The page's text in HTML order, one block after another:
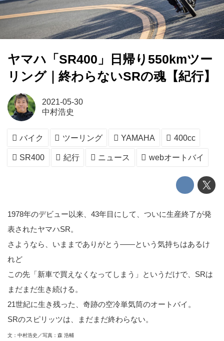
ヤマハ「SR400」日帰り550kmツー
リング｜終わらないSRの魂【紀行】
2021-05-30
中村浩史
バイク ツーリング YAMAHA 400cc
SR400 紀行 ニュース webオートバイ
1978年のデビュー以来、43年目にして、ついに生産終了が発
表されたヤマハSR。
さようなら、いままでありがとう――という気持ちはあるけ
れど
この先「新車で買えなくなってしまう」というだけで、SRは
まだまだ生き続ける。
21世紀に生き残った、奇跡の空冷単気筒のオートバイ。
SRのスピリッツは、まだまだ終わらない。
文：中村浩史／写真：森 浩輔